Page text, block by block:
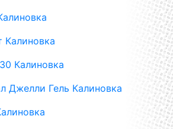
Калиновка
Калиновка
Джелли Гель Калиновка